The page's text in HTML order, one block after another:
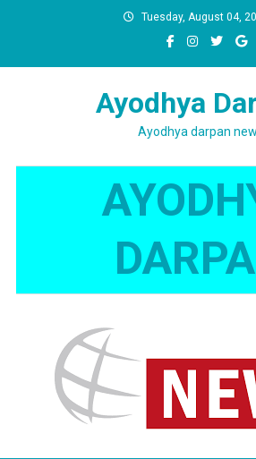
Tuesday, August 04,
Ayodhya
Ayodhya darpan